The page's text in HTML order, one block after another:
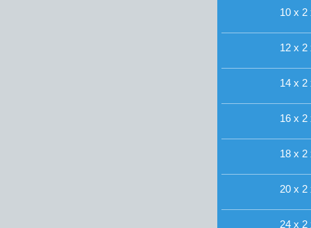
10 x 2
12 x 2
14 x 2
16 x 2
18 x 2
20 x 2
24 x 2